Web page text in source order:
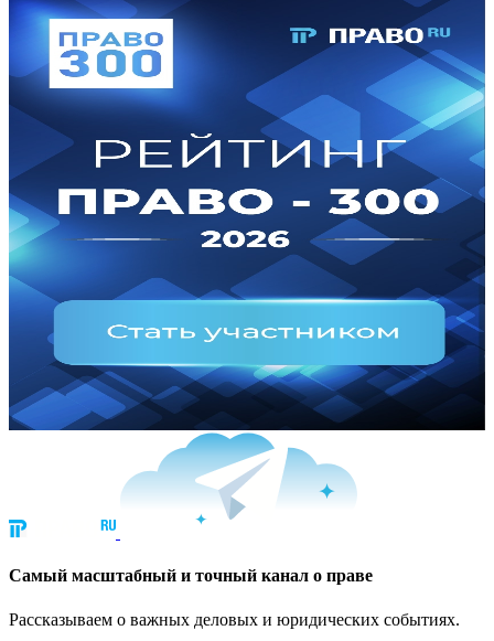
Cамый масштабный и точный канал о праве
Рассказываем о важных деловых и юридических событиях.